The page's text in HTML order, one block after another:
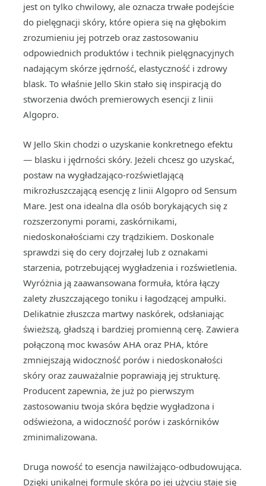
jest on tylko chwilowy, ale oznacza trwałe podejście
do pielęgnacji skóry, które opiera się na głębokim
zrozumieniu jej potrzeb oraz zastosowaniu
odpowiednich produktów i technik pielęgnacyjnych
nadającym skórze jędrność, elastyczność i zdrowy
blask. To właśnie Jello Skin stało się inspiracją do
stworzenia dwóch premierowych esencji z linii
Algopro.
W Jello Skin chodzi o uzyskanie konkretnego efektu
— blasku i jędrności skóry. Jeżeli chcesz go uzyskać,
postaw na wygładzająco-rozświetlającą
mikrozłuszczającą esencję z linii Algopro od Sensum
Mare. Jest ona idealna dla osób borykających się z
rozszerzonymi porami, zaskórnikami,
niedoskonałościami czy trądzikiem. Doskonale
sprawdzi się do cery dojrzałej lub z oznakami
starzenia, potrzebującej wygładzenia i rozświetlenia.
Wyróżnia ją zaawansowana formuła, która łączy
zalety złuszczającego toniku i łagodzącej ampułki.
Delikatnie złuszcza martwy naskórek, odsłaniając
świeższą, gładszą i bardziej promienną cerę. Zawiera
połączoną moc kwasów AHA oraz PHA, które
zmniejszają widoczność porów i niedoskonałości
skóry oraz zauważalnie poprawiają jej strukturę.
Producent zapewnia, że już po pierwszym
zastosowaniu twoja skóra będzie wygładzona i
odświeżona, a widoczność porów i zaskórników
zminimalizowana.
Druga nowość to esencja nawilżająco-odbudowująca.
Dzięki unikalnej formule skóra po jej użyciu staje się